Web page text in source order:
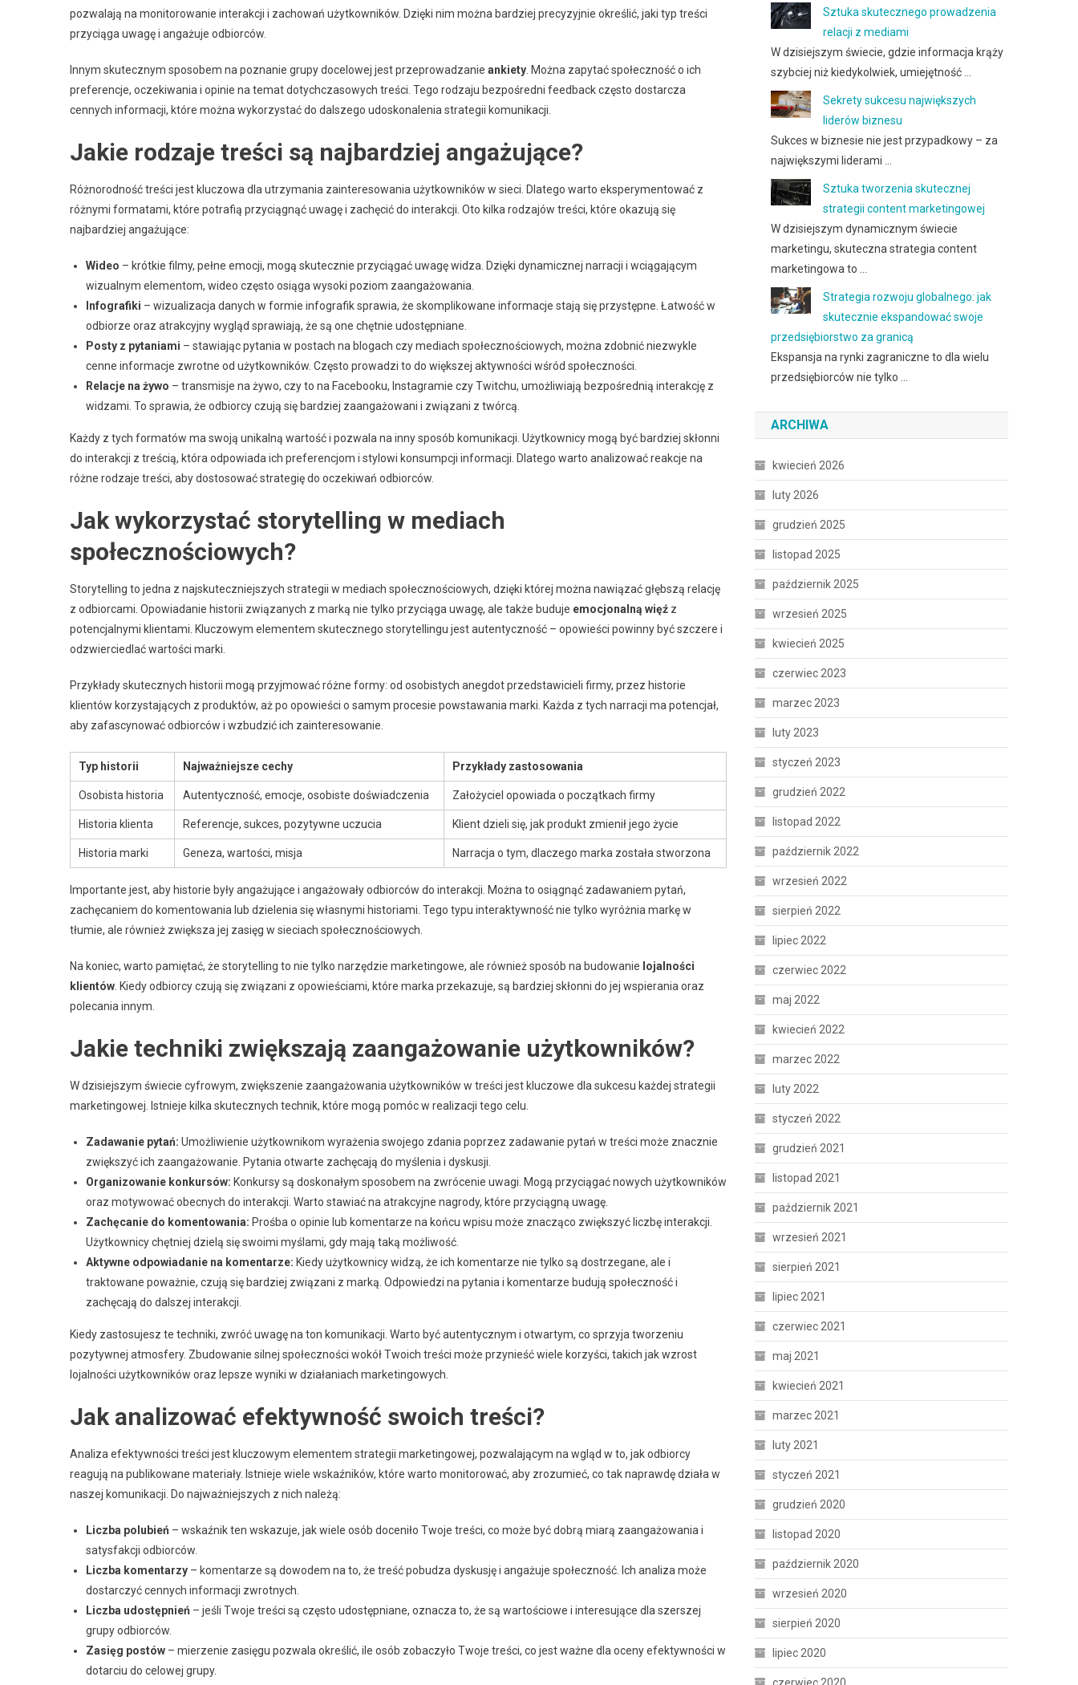
pozwalają na monitorowanie interakcji i zachowań użytkowników. Dzięki nim można bardziej precyzyjnie określić, jaki typ treści
przyciąga uwagę i angażuje odbiorców.
Innym skutecznym sposobem na poznanie grupy docelowej jest przeprowadzanie ankiety . Można zapytać społeczność o ich
preferencje, oczekiwania i opinie na temat dotychczasowych treści. Tego rodzaju bezpośredni feedback często dostarcza
cennych informacji, które można wykorzystać do dalszego udoskonalenia strategii komunikacji.
Jakie rodzaje treści są najbardziej angażujące?
Różnorodność treści jest kluczowa dla utrzymania zainteresowania użytkowników w sieci. Dlatego warto eksperymentować z
różnymi formatami, które potrafią przyciągnąć uwagę i zachęcić do interakcji. Oto kilka rodzajów treści, które okazują się
najbardziej angażujące:
Wideo – krótkie filmy, pełne emocji, mogą skutecznie przyciągać uwagę widza. Dzięki dynamicznej narracji i wciągającym
wizualnym elementom, wideo często osiąga wysoki poziom zaangażowania.
Infografiki – wizualizacja danych w formie infografik sprawia, że skomplikowane informacje stają się przystępne. Łatwość w
odbiorze oraz atrakcyjny wygląd sprawiają, że są one chętnie udostępniane.
Posty z pytaniami – stawiając pytania w postach na blogach czy mediach społecznościowych, można zdobnić niezwykle
cenne informacje zwrotne od użytkowników. Często prowadzi to do większej aktywności wśród społeczności.
Relacje na żywo – transmisje na żywo, czy to na Facebooku, Instagramie czy Twitchu, umożliwiają bezpośrednią interakcję z
widzami. To sprawia, że odbiorcy czują się bardziej zaangażowani i związani z twórcą.
Każdy z tych formatów ma swoją unikalną wartość i pozwala na inny sposób komunikacji. Użytkownicy mogą być bardziej skłonni
do interakcji z treścią, która odpowiada ich preferencjom i stylowi konsumpcji informacji. Dlatego warto analizować reakcje na
różne rodzaje treści, aby dostosować strategię do oczekiwań odbiorców.
Jak wykorzystać storytelling w mediach
społecznościowych?
Storytelling to jedna z najskuteczniejszych strategii w mediach społecznościowych, dzięki której można nawiązać głębszą relację
z odbiorcami. Opowiadanie historii związanych z marką nie tylko przyciąga uwagę, ale także buduje emocjonalną więź z
potencjalnymi klientami. Kluczowym elementem skutecznego storytellingu jest autentyczność – opowieści powinny być szczere i
odzwierciedlać wartości marki.
Przykłady skutecznych historii mogą przyjmować różne formy: od osobistych anegdot przedstawicieli firmy, przez historie
klientów korzystających z produktów, aż po opowieści o samym procesie powstawania marki. Każda z tych narracji ma potencjał,
aby zafascynować odbiorców i wzbudzić ich zainteresowanie.
Typ historii Najważniejsze cechy Przykłady zastosowania
Osobista historia Autentyczność, emocje, osobiste doświadczenia Założyciel opowiada o początkach firmy
Historia klienta Referencje, sukces, pozytywne uczucia Klient dzieli się, jak produkt zmienił jego życie
Historia marki Geneza, wartości, misja Narracja o tym, dlaczego marka została stworzona
Importante jest, aby historie były angażujące i angażowały odbiorców do interakcji. Można to osiągnąć zadawaniem pytań,
zachęcaniem do komentowania lub dzielenia się własnymi historiami. Tego typu interaktywność nie tylko wyróżnia markę w
tłumie, ale również zwiększa jej zasięg w sieciach społecznościowych.
Na koniec, warto pamiętać, że storytelling to nie tylko narzędzie marketingowe, ale również sposób na budowanie lojalności
klientów . Kiedy odbiorcy czują się związani z opowieściami, które marka przekazuje, są bardziej skłonni do jej wspierania oraz
polecania innym.
Jakie techniki zwiększają zaangażowanie użytkowników?
W dzisiejszym świecie cyfrowym, zwiększenie zaangażowania użytkowników w treści jest kluczowe dla sukcesu każdej strategii
marketingowej. Istnieje kilka skutecznych technik, które mogą pomóc w realizacji tego celu.
Zadawanie pytań: Umożliwienie użytkownikom wyrażenia swojego zdania poprzez zadawanie pytań w treści może znacznie
zwiększyć ich zaangażowanie. Pytania otwarte zachęcają do myślenia i dyskusji.
Organizowanie konkursów: Konkursy są doskonałym sposobem na zwrócenie uwagi. Mogą przyciągać nowych użytkowników
oraz motywować obecnych do interakcji. Warto stawiać na atrakcyjne nagrody, które przyciągną uwagę.
Zachęcanie do komentowania: Prośba o opinie lub komentarze na końcu wpisu może znacząco zwiększyć liczbę interakcji.
Użytkownicy chętniej dzielą się swoimi myślami, gdy mają taką możliwość.
Aktywne odpowiadanie na komentarze: Kiedy użytkownicy widzą, że ich komentarze nie tylko są dostrzegane, ale i
traktowane poważnie, czują się bardziej związani z marką. Odpowiedzi na pytania i komentarze budują społeczność i
zachęcają do dalszej interakcji.
Kiedy zastosujesz te techniki, zwróć uwagę na ton komunikacji. Warto być autentycznym i otwartym, co sprzyja tworzeniu
pozytywnej atmosfery. Zbudowanie silnej społeczności wokół Twoich treści może przynieść wiele korzyści, takich jak wzrost
lojalności użytkowników oraz lepsze wyniki w działaniach marketingowych.
Jak analizować efektywność swoich treści?
Analiza efektywności treści jest kluczowym elementem strategii marketingowej, pozwalającym na wgląd w to, jak odbiorcy
reagują na publikowane materiały. Istnieje wiele wskaźników, które warto monitorować, aby zrozumieć, co tak naprawdę działa w
naszej komunikacji. Do najważniejszych z nich należą:
Liczba polubień – wskaźnik ten wskazuje, jak wiele osób doceniło Twoje treści, co może być dobrą miarą zaangażowania i
satysfakcji odbiorców.
Liczba komentarzy – komentarze są dowodem na to, że treść pobudza dyskusję i angażuje społeczność. Ich analiza może
dostarczyć cennych informacji zwrotnych.
Liczba udostępnień – jeśli Twoje treści są często udostępniane, oznacza to, że są wartościowe i interesujące dla szerszej
grupy odbiorców.
Zasięg postów – mierzenie zasięgu pozwala określić, ile osób zobaczyło Twoje treści, co jest ważne dla oceny efektywności w
dotarciu do celowej grupy.
Sztuka skutecznego prowadzenia
relacji z mediami
W dzisiejszym świecie, gdzie informacja krąży
szybciej niż kiedykolwiek, umiejętność …
Sekrety sukcesu największych
liderów biznesu
Sukces w biznesie nie jest przypadkowy – za
największymi liderami …
Sztuka tworzenia skutecznej
strategii content marketingowej
W dzisiejszym dynamicznym świecie
marketingu, skuteczna strategia content
marketingowa to …
Strategia rozwoju globalnego: jak
skutecznie ekspandować swoje
przedsiębiorstwo za granicą
Ekspansja na rynki zagraniczne to dla wielu
przedsiębiorców nie tylko …
ARCHIWA
kwiecień 2026
luty 2026
grudzień 2025
listopad 2025
październik 2025
wrzesień 2025
kwiecień 2025
czerwiec 2023
marzec 2023
luty 2023
styczeń 2023
grudzień 2022
listopad 2022
październik 2022
wrzesień 2022
sierpień 2022
lipiec 2022
czerwiec 2022
maj 2022
kwiecień 2022
marzec 2022
luty 2022
styczeń 2022
grudzień 2021
listopad 2021
październik 2021
wrzesień 2021
sierpień 2021
lipiec 2021
czerwiec 2021
maj 2021
kwiecień 2021
marzec 2021
luty 2021
styczeń 2021
grudzień 2020
listopad 2020
październik 2020
wrzesień 2020
sierpień 2020
lipiec 2020